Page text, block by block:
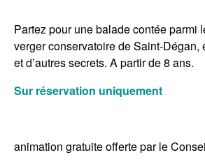
Partez pour une balade contée parmi
verger conservatoire de Saint-Dégan,
et d’autres secrets. A partir de 8 ans.
Sur réservation uniquement
animation gratuite offerte par le